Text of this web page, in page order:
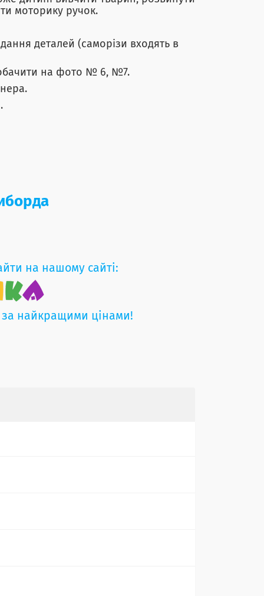
моторику ручок.
деталей (саморізи входять в
на фото № 6, №7.
на нашому сайті:
найкращими цінами!